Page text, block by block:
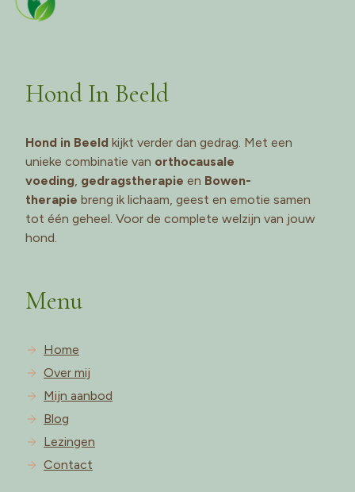
Hond In Beeld
Hond in Beeld kijkt verder dan gedrag. Met een
unieke combinatie van orthocausale
voeding, gedragstherapie en Bowen-
therapie breng ik lichaam, geest en emotie samen
tot één geheel. Voor de complete welzijn van jouw
hond.
Menu
Home
Over mij
Mijn aanbod
Blog
Lezingen
Contact